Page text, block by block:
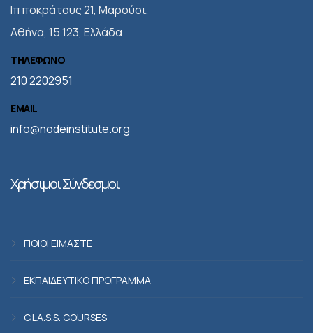
Iπποκράτους 21, Μαρούσι,
Αθήνα, 15 123, Ελλάδα
ΤΗΛΕΦΩΝΟ
210 2202951
EMAIL
info@nodeinstitute.org
Χρήσιμοι Σύνδεσμοι
ΠΟΙΟΙ ΕΙΜΑΣΤΕ
ΕΚΠΑΙΔΕΥΤΙΚΟ ΠΡΟΓΡΑΜΜΑ
C.LA.S.S. COURSES